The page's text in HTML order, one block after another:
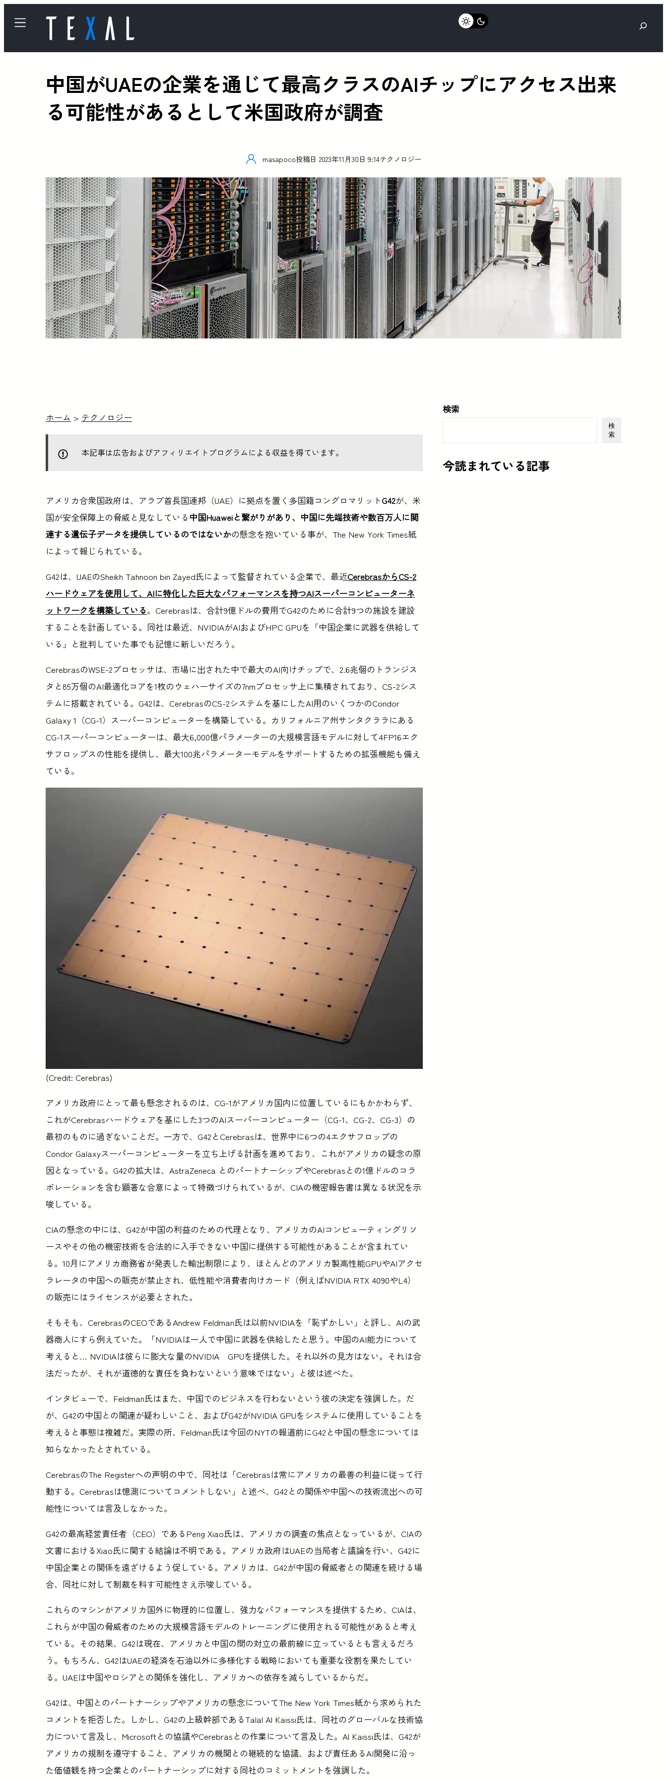
検
中国がUAEの企業を通じて最高クラスのAIチップにアクセス出来
る可能性があるとして米国政府が調査
masapoco投稿日 2023年11月30日 9:14テクノロジー
ホーム > テクノロジー
本記事は広告およびアフィリエイトプログラムによる収益を得ています。
アメリカ合衆国政府は、アラブ首長国連邦（UAE）に拠点を置く多国籍コングロマリットG42が、米
国が安全保障上の脅威と見なしている中国Huaweiと繋がりがあり、中国に先端技術や数百万人に関
連する遺伝子データを提供しているのではないかの懸念を抱いている事が、The New York Times紙
によって報じられている。
G42は、UAEのSheikh Tahnoon bin Zayed氏によって監督されている企業で、最近CerebrasからCS-2
ハードウェアを使用して、AIに特化した巨大なパフォーマンスを持つAIスーパーコンピューターネ
ットワークを構築している。Cerebrasは、合計9億ドルの費用でG42のために合計9つの施設を建設
することを計画している。同社は最近、NVIDIAがAIおよびHPC GPUを「中国企業に武器を供給して
いる」と批判していた事でも記憶に新しいだろう。
CerebrasのWSE-2プロセッサは、市場に出された中で最大のAI向けチップで、2.6兆個のトランジス
タと85万個のAI最適化コアを1枚のウェハーサイズの7nmプロセッサ上に集積されており、CS-2シス
テムに搭載されている。G42は、CerebrasのCS-2システムを基にしたAI用のいくつかのCondor
Galaxy 1（CG-1）スーパーコンピューターを構築している。カリフォルニア州サンタクララにある
CG-1スーパーコンピューターは、最大6,000億パラメーターの大規模言語モデルに対して4FP16エク
サフロップスの性能を提供し、最大100兆パラメーターモデルをサポートするための拡張機能も備え
ている。
(Credit: Cerebras)
アメリカ政府にとって最も懸念されるのは、CG-1がアメリカ国内に位置しているにもかかわらず、
これがCerebrasハードウェアを基にした3つのAIスーパーコンピューター（CG-1、CG-2、CG-3）の
最初のものに過ぎないことだ。一方で、G42とCerebrasは、世界中に6つの4エクサフロップの
Condor Galaxyスーパーコンピューターを立ち上げる計画を進めており、これがアメリカの疑念の原
因となっている。G42の拡大は、AstraZeneca とのパートナーシップやCerebrasとの1億ドルのコラ
ボレーションを含む顕著な合意によって特徴づけられているが、CIAの機密報告書は異なる状況を示
唆している。
CIAの懸念の中には、G42が中国の利益のための代理となり、アメリカのAIコンピューティングリソ
ースやその他の機密技術を合法的に入手できない中国に提供する可能性があることが含まれてい
る。10月にアメリカ商務省が発表した輸出制限により、ほとんどのアメリカ製高性能GPUやAIアクセ
ラレータの中国への販売が禁止され、低性能や消費者向けカード（例えばNVIDIA RTX 4090やL4）
の販売にはライセンスが必要とされた。
そもそも、CerebrasのCEOであるAndrew Feldman氏は以前NVIDIAを「恥ずかしい」と評し、AIの武
器商人にすら例えていた。「NVIDIAは一人で中国に武器を供給したと思う。中国のAI能力について
考えると… NVIDIAは彼らに膨大な量のNVIDIA GPUを提供した。それ以外の見方はない。それは合
法だったが、それが道徳的な責任を負わないという意味ではない」と彼は述べた。
インタビューで、Feldman氏はまた、中国でのビジネスを行わないという彼の決定を強調した。だ
が、G42の中国との関連が疑わしいこと、およびG42がNVIDIA GPUをシステムに使用していることを
考えると事態は複雑だ。実際の所、Feldman氏は今回のNYTの報道前にG42と中国の懸念については
知らなかったとされている。
CerebrasのThe Registerへの声明の中で、同社は「Cerebrasは常にアメリカの最善の利益に従って行
動する。Cerebrasは憶測についてコメントしない」と述べ、G42との関係や中国への技術流出への可
能性については言及しなかった。
G42の最高経営責任者（CEO）であるPeng Xiao氏は、アメリカの調査の焦点となっているが、CIAの
文書におけるXiao氏に関する結論は不明である。アメリカ政府はUAEの当局者と議論を行い、G42に
中国企業との関係を遠ざけるよう促している。アメリカは、G42が中国の脅威者との関連を続ける場
合、同社に対して制裁を科す可能性さえ示唆している。
これらのマシンがアメリカ国外に物理的に位置し、強力なパフォーマンスを提供するため、CIAは、
これらが中国の脅威者のための大規模言語モデルのトレーニングに使用される可能性があると考え
ている。その結果、G42は現在、アメリカと中国の間の対立の最前線に立っているとも言えるだろ
う。もちろん、G42はUAEの経済を石油以外に多様化する戦略においても重要な役割を果たしてい
る。UAEは中国やロシアとの関係を強化し、アメリカへの依存を減らしているからだ。
G42は、中国とのパートナーシップやアメリカの懸念についてThe New York Times紙から求められた
コメントを拒否した。しかし、G42の上級幹部であるTalal Al Kaissi氏は、同社のグローバルな技術協
力について言及し、Microsoftとの協議やCerebrasとの作業について言及した。Al Kaissi氏は、G42が
アメリカの規制を遵守すること、アメリカの機関との継続的な協議、および責任あるAI開発に沿っ
た価値観を持つ企業とのパートナーシップに対する同社のコミットメントを強調した。
検索
検
索
今読まれている記事